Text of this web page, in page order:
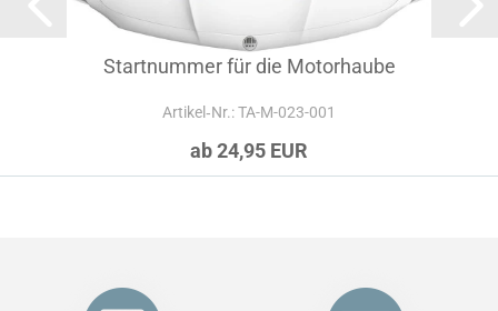
Startnummer für die Motorhaube
Artikel‑Nr.: TA-M-023-001
ab 24,95 EUR